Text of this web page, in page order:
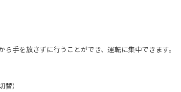
手を放さずに行うことができ、運転に集中できます。
）